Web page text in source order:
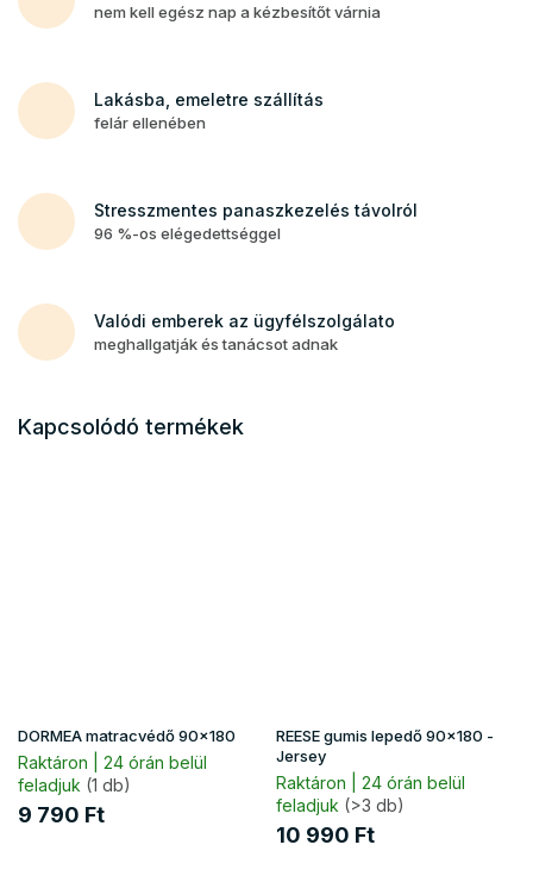
nem kell egész nap a kézbesítőt várnia
Lakásba, emeletre szállítás
felár ellenében
Stresszmentes panaszkezelés távolról
96 %-os elégedettséggel
Valódi emberek az ügyfélszolgálato
meghallgatják és tanácsot adnak
Kapcsolódó termékek
DORMEA matracvédő 90x180
Raktáron | 24 órán belül
feladjuk (1 db)
9 790 Ft
REESE gumis lepedő 90x180 -
Jersey
Raktáron | 24 órán belül
feladjuk (>3 db)
10 990 Ft